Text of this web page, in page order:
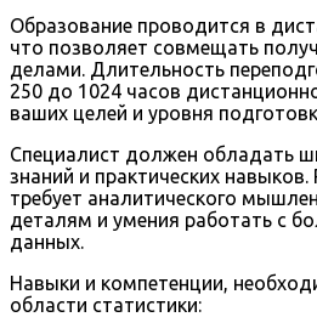
Образование проводится в
что позволяет совмещать
делами. Длительность
250 до 1024 часов
ваших целей и уровня
Специалист должен обладать
знаний и практических
требует аналитического
деталям и умения работать с
данных.
Навыки и компетенции,
области статистики: